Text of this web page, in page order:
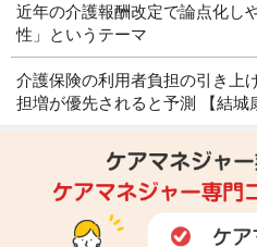
近年の介護報酬改定で論点化し
性」というテーマ
介護保険の利用者負担の引き
担増が優先されると予測 【結城